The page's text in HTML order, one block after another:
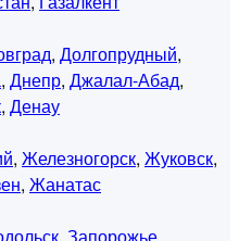
, Долгопрудный,
, Днепр, Джалал-Абад,
, Денау
, Железногорск, Жуковск,
, Жанатас